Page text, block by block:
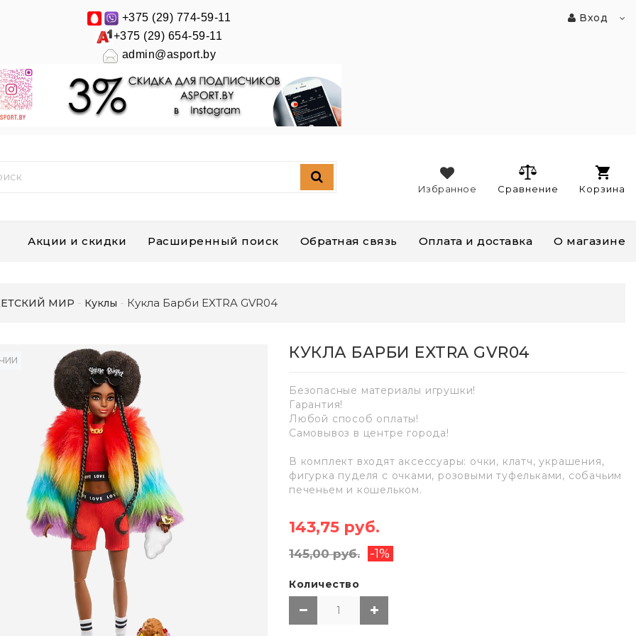
+375 (29) 774-59-11
+375 (29) 654-59-11
admin@asport.by
Вход
Корзина
Сравнение
Избранное
Акции и скидки Расширенный поиск Обратная связь Оплата и доставка О магазине
МИР Куклы Кукла Барби EXTRA GVR04
КУКЛА БАРБИ EXTRA GVR04
Безопасные материалы игрушки!
Гарантия!
Любой способ оплаты!
Самовывоз в центре города!
В комплект входят аксессуары: очки, клатч, украшения,
фигурка пуделя с очками, розовыми туфельками, собачьим
печеньем и кошельком.
143,75 руб.
145,00 руб. -1%
Количество